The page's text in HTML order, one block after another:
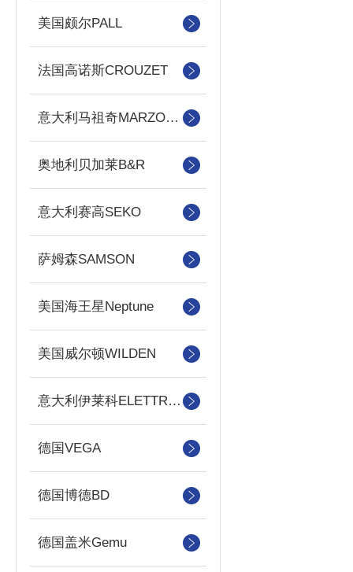
美国颇尔PALL
法国高诺斯CROUZET
意大利马祖奇MARZOCCHI
奥地利贝加莱B&R
意大利赛高SEKO
萨姆森SAMSON
美国海王星Neptune
美国威尔顿WILDEN
意大利伊莱科ELETTROTEC
德国VEGA
德国博德BD
德国盖米Gemu